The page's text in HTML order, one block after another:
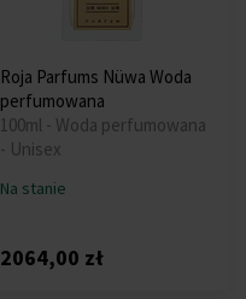
Roja Parfums Nüwa Woda
perfumowana
100ml - Woda perfumowana
- Unisex
Na stanie
2064,00 zł